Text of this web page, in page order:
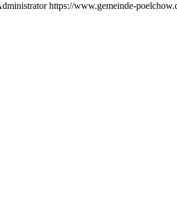
https://www.gemeinde-